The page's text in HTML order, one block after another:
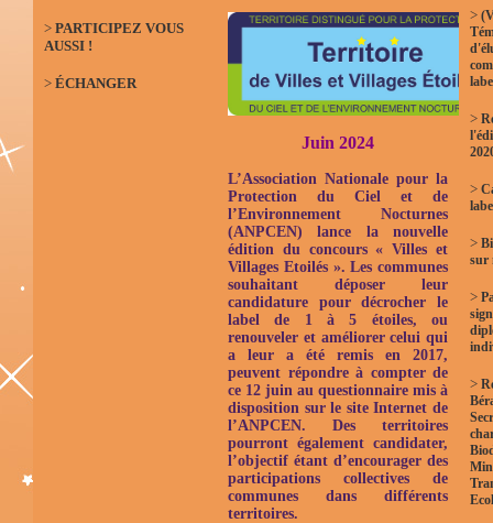
> PARTICIPEZ VOUS
AUSSI !
> ÉCHANGER
Juin 2024
L’Association Nationale pour la
Protection du Ciel et de
l’Environnement Nocturnes
(ANPCEN) lance la nouvelle
édition du concours « Villes et
Villages Etoilés ». Les communes
souhaitant déposer leur
candidature pour décrocher le
label de 1 à 5 étoiles, ou
renouveler et améliorer celui qui
a leur a été remis en 2017,
peuvent répondre à compter de
ce 12 juin au questionnaire mis à
disposition sur le site Internet de
l’ANPCEN. Des territoires
pourront également candidater,
l’objectif étant d’encourager des
participations collectives de
communes dans différents
territoires.
>
>
>
>
sur
>
>